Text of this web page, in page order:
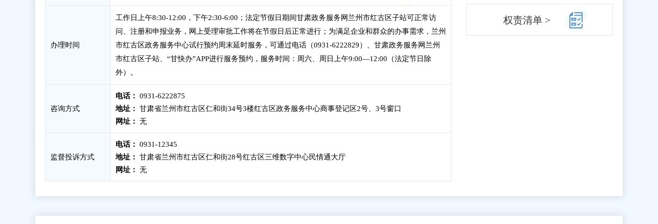
办理时间
工作日上午8:30-12:00，下午2:30-6:00；法定节假日期间甘肃政务服务网兰州市红古区子站可正常访
问、注册和申报业务，网上受理审批工作将在节假日后正常进行；为满足企业和群众的办事需求，兰州
市红古区政务服务中心试行预约周末延时服务，可通过电话（0931-6222829）、甘肃政务服务网兰州
市红古区子站、“甘快办”APP进行服务预约，服务时间：周六、周日上午9:00—12:00（法定节日除
外）。
咨询方式
电话：
0931-6222875
地址：
甘肃省兰州市红古区仁和街34号3楼红古区政务服务中心商事登记区2号、3号窗口
网址：
无
监督投诉方式
电话：
0931-12345
地址：
甘肃省兰州市红古区仁和街28号红古区三维数字中心民情通大厅
网址：
无
权责清单 >